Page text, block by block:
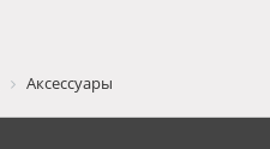
Аксессуары